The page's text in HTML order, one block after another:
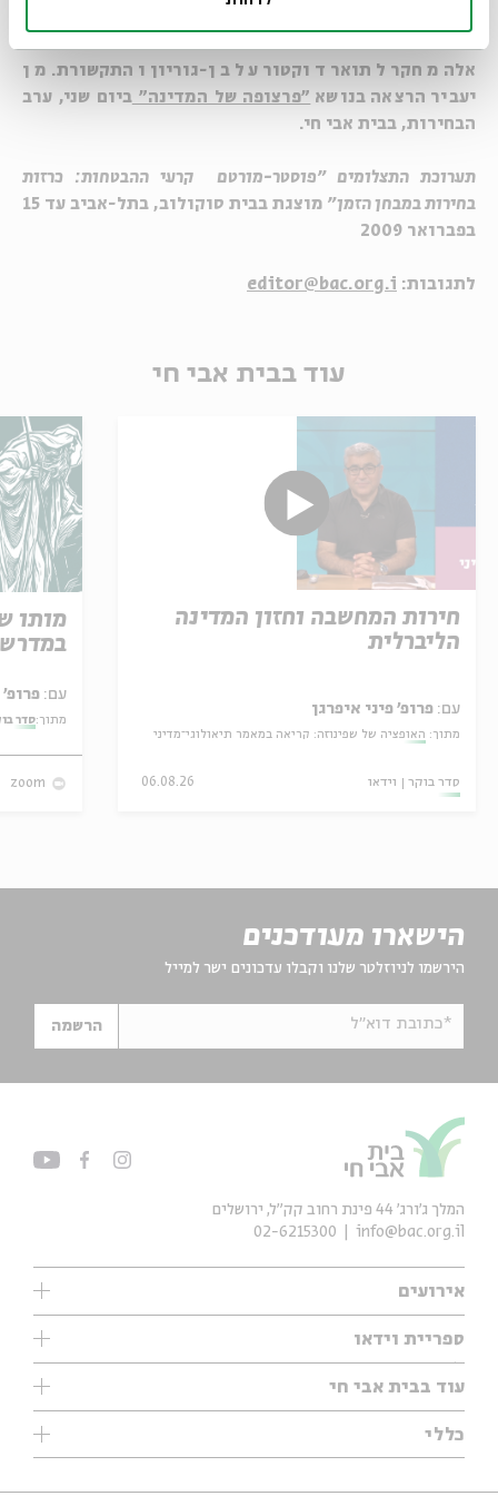
אלה מחקר לתואר דוקטור על בן-גוריון והתקשורת. מן
יעביר הרצאה בנושא "פרצופה של המדינה"ביום שני, ערב
הבחירות, בבית אבי חי.
תערוכת התצלומים "פוסטר-מורטם קרעי ההבטחות: כרזות
בחירות במבחן הזמן" מוצגת ב
בית סוקולוב, בתל-אביב עד 15
בפברואר 2009
לתגובות: editor@bac.org.i
עוד בבית אבי חי
חירות המחשבה וחזון המדינה
הליברלית
עם: פרופ' פיני איפרגן
מתוך: האופציה של שפינוזה: קריאה במאמר תיאולוגי־מדיני
סדר בוקר וידאו 06.08.26
מותו
עם: פרופ' אביגדור שנאן
מתוך:סדר
zoom
הישארו מעודכנים
הירשמו לניוזלטר שלנו וקבלו עדכונים ישר למייל
*כתובת דוא"ל הרשמה
אירועים
עיון
אנגלית
נוער
ספריית וידאו
ילדים
מוזיקה
עיון
מיוחדים
עוד בבית אבי חי
תערוכות
מיוחדים
כללי
אודות
המלך ג'ורג' 44 פינת רחוב קק״ל, ירושלים
info@bac.org.il
02-6215300